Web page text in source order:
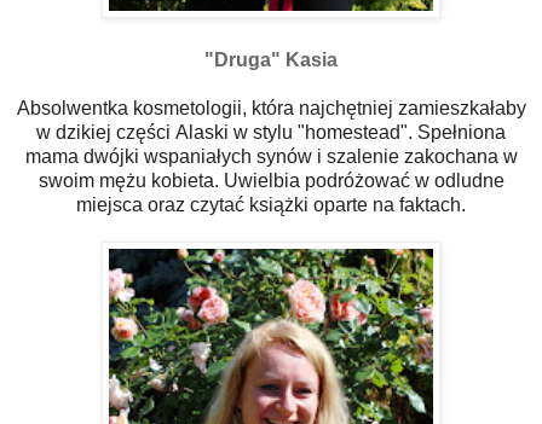
"Druga" Kasia
Absolwentka kosmetologii, która najchętniej zamieszkałaby
w dzikiej części Alaski w stylu "homestead". Spełniona
mama dwójki wspaniałych synów i szalenie zakochana w
swoim mężu kobieta. Uwielbia podróżować w odludne
miejsca oraz czytać książki oparte na faktach.